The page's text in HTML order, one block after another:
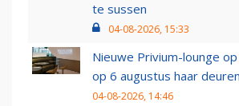
te sussen
04-08-2026, 15:33
Nieuwe Privium-lounge
op 6 augustus haar deuren
04-08-2026, 14:46